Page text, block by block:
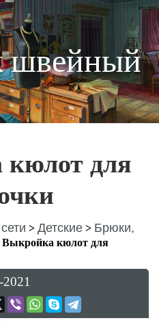
швейный
для
> Детские > Брюки,
Выкройка кюлот для